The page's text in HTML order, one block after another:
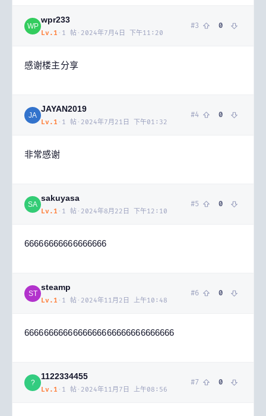
WP
wpr233
Lv. 1 · 1 帖 · 2024年7月4日 下午11:20
#3 0
感谢楼主分享
JA
JAYAN2019
Lv. 1 · 1 帖 · 2024年7月21日 下午01:32
#4 0
非常感谢
SA
sakuyasa
Lv. 1 · 1 帖 · 2024年8月22日 下午12:10
#5 0
66666666666666666
ST
steamp
Lv. 1 · 1 帖 · 2024年11月2日 上午10:48
#6 0
6666666666666666666666666666666
?
1122334455
Lv. 1 · 1 帖 · 2024年11月7日 上午08:56
#7 0